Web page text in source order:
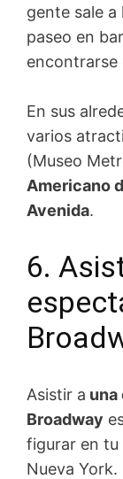
gente sale a
paseo en
encontrarse
En sus
varios
(Museo
Americano
Avenida.
6.
Asistir a una
Broadway
figurar en tu
Nueva York.